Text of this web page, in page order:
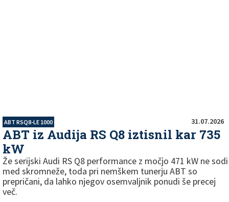
ABT RSQ8-LE 1000 31.07.2026
ABT iz Audija RS Q8 iztisnil kar 735
kW
Že serijski Audi RS Q8 performance z močjo 471 kW ne sodi
med skromneže, toda pri nemškem tunerju ABT so
prepričani, da lahko njegov osemvaljnik ponudi še precej
več.